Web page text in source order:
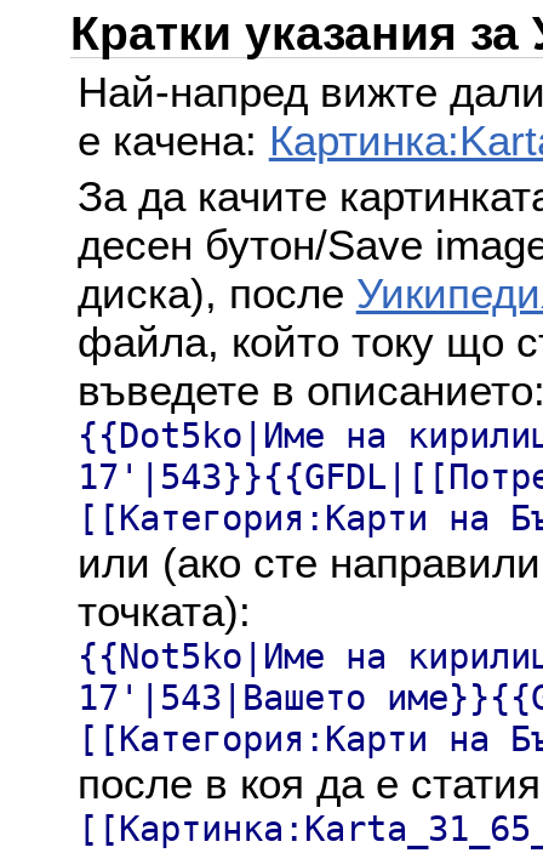
Кратки указания
Най-напред вижте
е качена:
За да качите
десен бутон/Save
диска), после
файла, който току що
въведете в
{{Dot5ko|Име на
[[Категория:Карти на
или (ако сте
точката):
{{Not5ko|Име на
17'|543|Вашето
[[Категория:Карти на
после в коя да е